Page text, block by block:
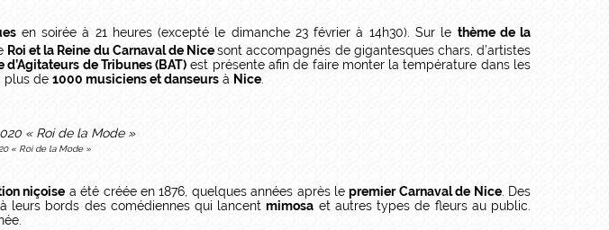
en soirée à 21 heures (excepté le dimanche 23 février à 14h30). Sur le thème de la
Roi et la Reine du Carnaval de Nicesont accompagnés de gigantesques chars, d’artistes
d’Agitateurs de Tribunes (BAT) est présente afin de faire monter la température dans les
plus de 1000 musiciens et danseurs à Nice
« Roi de la Mode »
niçoise a été créée en 1876, quelques années après lepremier Carnaval de Nice. Des
à leurs bords des comédiennes qui lancentmimosa et autres types de fleurs au public.